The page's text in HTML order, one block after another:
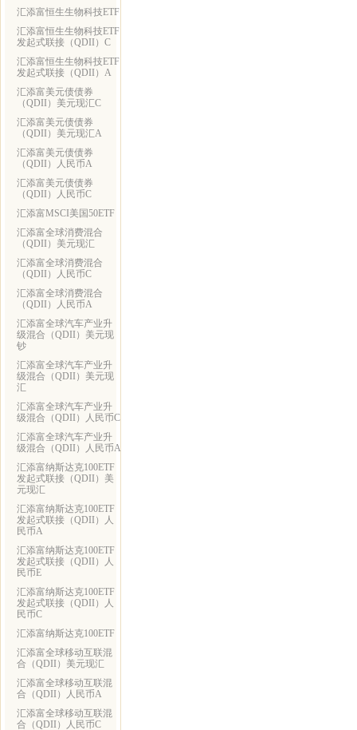
汇添富恒生生物科技ETF
汇添富恒生生物科技ETF
发起式联接（QDII）C
汇添富恒生生物科技ETF
发起式联接（QDII）A
汇添富美元债债券
（QDII）美元现汇C
汇添富美元债债券
（QDII）美元现汇A
汇添富美元债债券
（QDII）人民币A
汇添富美元债债券
（QDII）人民币C
汇添富MSCI美国50ETF
汇添富全球消费混合
（QDII）美元现汇
汇添富全球消费混合
（QDII）人民币C
汇添富全球消费混合
（QDII）人民币A
汇添富全球汽车产业升
级混合（QDII）美元现
钞
汇添富全球汽车产业升
级混合（QDII）美元现
汇
汇添富全球汽车产业升
级混合（QDII）人民币C
汇添富全球汽车产业升
级混合（QDII）人民币A
汇添富纳斯达克100ETF
发起式联接（QDII）美
元现汇
汇添富纳斯达克100ETF
发起式联接（QDII）人
民币A
汇添富纳斯达克100ETF
发起式联接（QDII）人
民币E
汇添富纳斯达克100ETF
发起式联接（QDII）人
民币C
汇添富纳斯达克100ETF
汇添富全球移动互联混
合（QDII）美元现汇
汇添富全球移动互联混
合（QDII）人民币A
汇添富全球移动互联混
合（QDII）人民币C